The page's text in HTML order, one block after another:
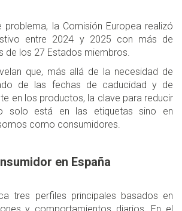
problema, la Comisión Europea realizó
entre 2024 y 2025 con más de
de los 27 Estados miembros.
que, más allá de la necesidad de
de las fechas de caducidad y de
en los productos, la clave para reducir
solo está en las etiquetas sino en
como consumidores.
en España
tres perfiles principales basados en